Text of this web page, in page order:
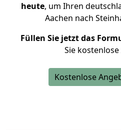
heute, um Ihren
Aachen nach
Füllen Sie jetzt das
Sie
Kostenlose